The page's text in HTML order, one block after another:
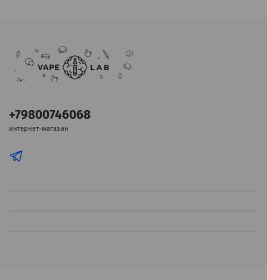
+79800746068
интернет-магазин